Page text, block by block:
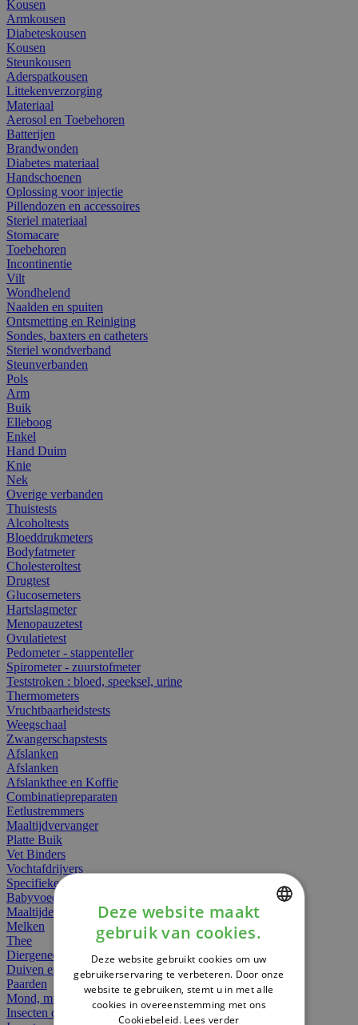
Kousen
Armkousen
Diabeteskousen
Kousen
Steunkousen
Aderspatkousen
Littekenverzorging
Materiaal
Aerosol en Toebehoren
Batterijen
Brandwonden
Diabetes materiaal
Handschoenen
Oplossing voor injectie
Pillendozen en accessoires
Steriel materiaal
Stomacare
Toebehoren
Incontinentie
Vilt
Wondhelend
Naalden en spuiten
Ontsmetting en Reiniging
Sondes, baxters en catheters
Steriel wondverband
Steunverbanden
Pols
Arm
Buik
Elleboog
Enkel
Hand Duim
Knie
Nek
Overige verbanden
Thuistests
Alcoholtests
Bloeddrukmeters
Bodyfatmeter
Cholesteroltest
Drugtest
Glucosemeters
Hartslagmeter
Menopauzetest
Ovulatietest
Pedometer - stappenteller
Spirometer - zuurstofmeter
Teststroken : bloed, speeksel, urine
Thermometers
Vruchtbaarheidstests
Weegschaal
Zwangerschapstests
Afslanken
Afslanken
Afslankthee en Koffie
Combinatiepreparaten
Eetlustremmers
Maaltijdvervanger
Platte Buik
Vet Binders
Vochtafdrijvers
Specifieke Voeding
Babyvoeding
Maaltijden
Melken
Thee
Diergeneesmiddelen
Duiven en vogels
Paarden
Mond, muil of snavel
Insecten dieren
DUTCH
FRENCH
ENGLISH
Deze website maakt
gebruik van cookies.
Deze website gebruikt cookies om uw
gebruikerservaring te verbeteren. Door onze
website te gebruiken, stemt u in met alle
cookies in overeenstemming met ons
Cookiebeleid. Lees verder